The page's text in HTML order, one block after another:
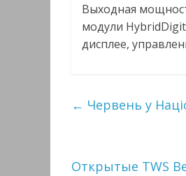
Выходная
модули
дисплее,
← Червень у
Открытые TWS